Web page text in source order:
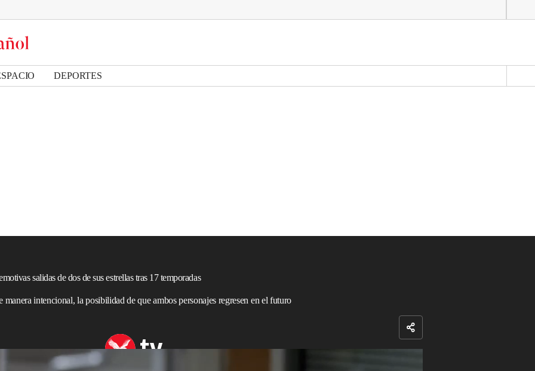
DEPORTES
salidas de dos de sus estrellas tras 17 temporadas
intencional, la posibilidad de que ambos personajes regresen en el futuro